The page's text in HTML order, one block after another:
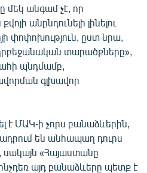
անգամ չէ, որ
անընդունելի լինելու
փոփոխություն, ըստ նրա,
տարածքները»,
պնդմամբ,
գլխավոր
է ՄԱԿ-ի չորս բանաձևերին,
են անհապաղ դուրս
սակայն «Հայաստանը
այդ բանաձևերը պետք է